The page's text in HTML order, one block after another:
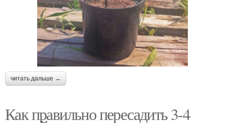
читать дальше →
Как правильно пересадить 3-4